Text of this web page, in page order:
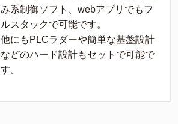
み系制御ソフト、webアプリでもフ
ルスタックで可能です。
他にもPLCラダーや簡単な基盤設計
などのハード設計もセットで可能で
す。